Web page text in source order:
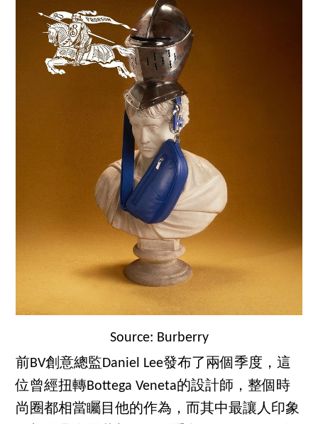
Source: Burberry
前BV創意總監Daniel Lee發布了兩個季度，這
位曾經扭轉Bottega Veneta的設計師，整個時
尚圈都相當矚目他的作為，而其中最讓人印象